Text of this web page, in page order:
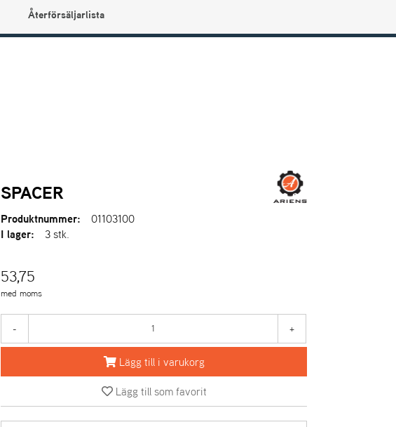
Återförsäljarlista
SPACER
Produktnummer:
01103100
I lager:
3 stk.
53,75
med moms
- +
Lägg till i varukorg
Lägg till som favorit